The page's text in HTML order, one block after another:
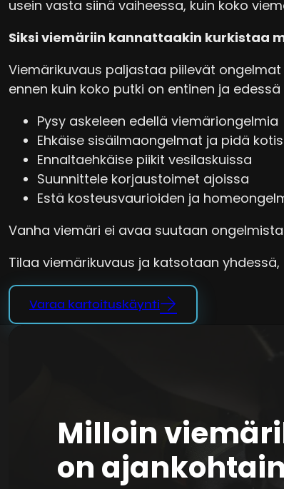
usein vasta siinä vaiheessa, kuin koko
Siksi viemäriin kannattaakin kurkistaa
Viemärikuvaus paljastaa piilevät
ennen kuin koko putki on entinen ja
Pysy askeleen edellä viemäriongelmia
Ehkäise sisäilmaongelmat ja pidä
Ennaltaehkäise piikit vesilaskuissa
Suunnittele korjaustoimet ajoissa
Estä kosteusvaurioiden ja
Vanha viemäri ei avaa suutaan
Tilaa viemärikuvaus ja katsotaan yhdessä,
Varaa kartoituskäynti
Milloin
on